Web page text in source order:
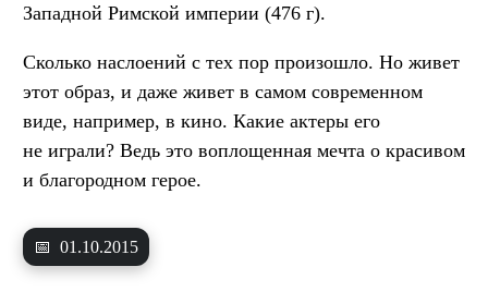
Западной Римской империи (476 г).
Сколько наслоений с тех пор произошло. Но живет
этот образ, и даже живет в самом современном
виде, например, в кино. Какие актеры его
не играли? Ведь это воплощенная мечта о красивом
и благородном герое.
📅 01.10.2015